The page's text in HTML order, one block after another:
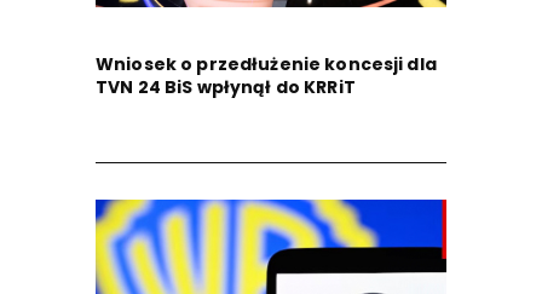
Wniosek o przedłużenie koncesji dla
TVN 24 BiS wpłynął do KRRiT